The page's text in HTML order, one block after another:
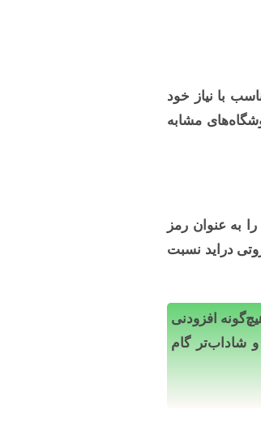
با نیاز خود
مشابه
به عنوان رمز
دراید نسبت
افزودنی
شاداب‌تر گام